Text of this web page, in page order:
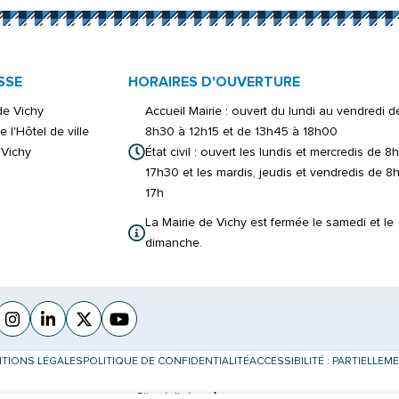
Vichy
l'Hôtel de ville
HORAIRES D'OUVERTURE
Accueil Mairie : ouvert du lundi au vendredi
8h30 à 12h15 et de 13h45 à 18h00
État civil : ouvert les lundis et mercredis de
17h30 et les mardis, jeudis et vendredis de
17h
La Mairie de Vichy est fermée le samedi et le
dimanche.
dans un nouvel onglet)
Instagram
(ouverture dans un nouvel onglet)
Linkedin
(ouverture dans un nouvel onglet)
X (Twitter)
(ouverture dans un nouvel onglet)
YouTube
(ouverture dans un nouvel onglet)
LÉGALESPOLITIQUE DE CONFIDENTIALITÉACCESSIBILITÉ :
Inovagora (ouverture dans un nouvel